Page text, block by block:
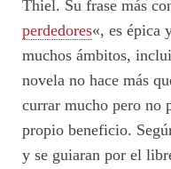
Thiel. Su frase más
perdedores«, es épica
muchos ámbitos,
novela no hace más
currar mucho pero no
propio beneficio.
y se guiaran por el